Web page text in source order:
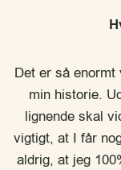
Det er så
min historie.
lignende skal
vigtigt, at I får
aldrig, at jeg